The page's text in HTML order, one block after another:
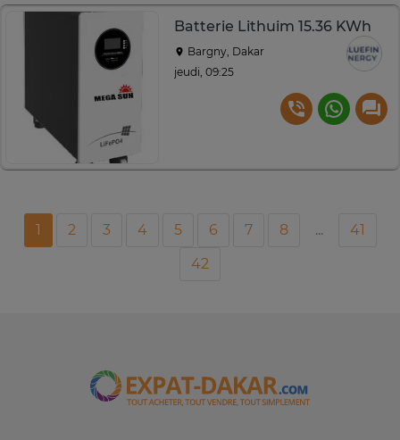
Batterie Lithuim 15.36 KWh
Bargny, Dakar
jeudi, 09:25
1 2 3 4 5 6 7 8 ...
41
42